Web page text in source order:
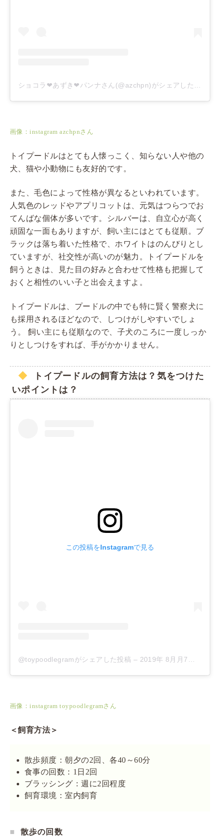
ショコラ❤︎あずき❤︎パンナさん(@azchpn)がシェアした投稿
画像：instagram azchpnさん
トイプードルはとても人懐っこく、知らない人や他の
犬、猫や小動物にも友好的です。
また、毛色によって性格が異なるといわれています。
人気色のレッドやアプリコットは、元気はつらつでお
てんばな個体が多いです。シルバーは、自立心が高く
頑固な一面もありますが、飼い主にはとても従順。ブ
ラックは落ち着いた性格で、ホワイトはのんびりとし
ていますが、社交性が高いのが魅力。トイプードルを
飼うときは、見た目の好みと合わせて性格も把握して
おくと相性のいい子と出会えますよ。
トイプードルは、プードルの中でも特に賢く警察犬に
も採用されるほどなので、しつけがしやすいでしょ
う。 飼い主にも従順なので、子犬のころに一度しっか
りとしつけをすれば、手がかかりません。
トイプードルの飼育方法は？気をつけた
いポイントは？
この投稿をInstagramで見る
@toypoodlegramがシェアした投稿 – 2019年 8月月7日午後12時59分PDT
画像：instagram toypoodlegramさん
＜飼育方法＞
散歩頻度：朝夕の2回、各40～60分
食事の回数：1日2回
ブラッシング：週に2回程度
飼育環境：室内飼育
散歩の回数